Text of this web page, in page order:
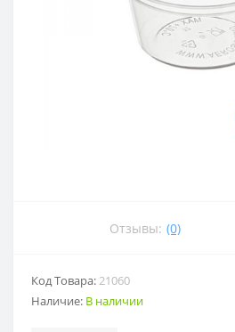
Отзывы: (0)
Код Товара:21060
Наличие: В наличии